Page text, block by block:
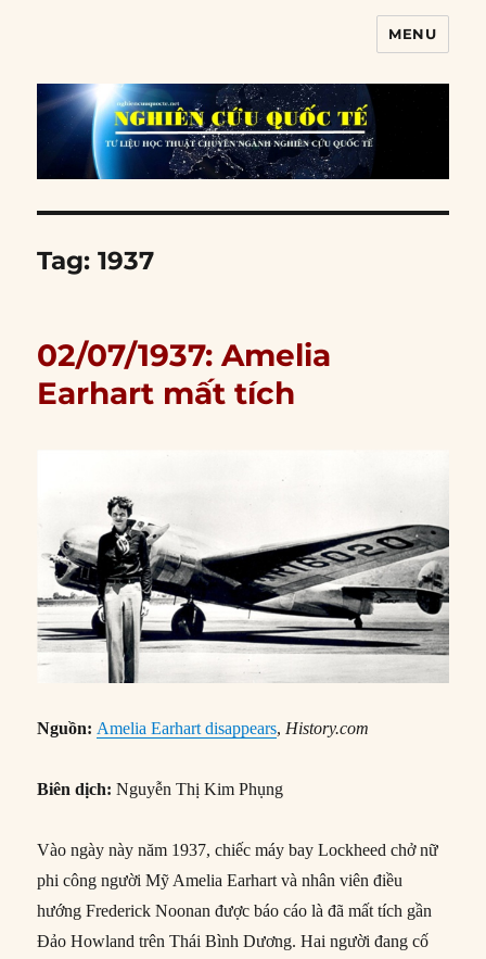
MENU
Tag:1937
02/07/1937: Amelia
Earhart mất tích
Nguồn: Amelia Earhart disappears, History.com
Biên dịch: Nguyễn Thị Kim Phụng
Vào ngày này năm 1937, chiếc máy bay Lockheed chở nữ
phi công người Mỹ Amelia Earhart và nhân viên điều
hướng Frederick Noonan được báo cáo là đã mất tích gần
Đảo Howland trên Thái Bình Dương. Hai người đang cố